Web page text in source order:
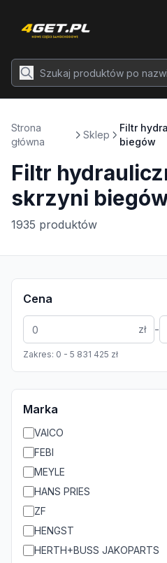
Strona
główna
Sklep
Filtr
biegów
Filtr
skrzyni
1935 produktów
Cena
zł -
Zakres: 0 - 5 831 425 zł
Marka
VAICO
FEBI
MEYLE
HANS PRIES
ZF
HENGST
HERTH+BUSS JAKOPARTS